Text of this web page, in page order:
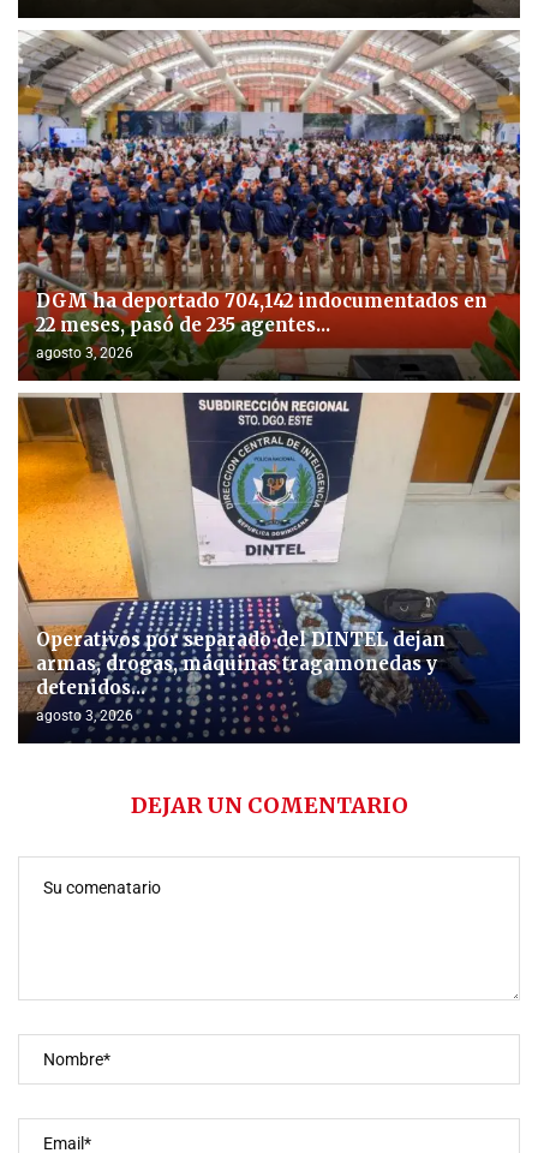
DGM ha deportado 704,142 indocumentados en
22 meses, pasó de 235 agentes...
agosto 3, 2026
Operativos por separado del DINTEL dejan
armas, drogas, máquinas tragamonedas y
detenidos...
agosto 3, 2026
DEJAR UN COMENTARIO